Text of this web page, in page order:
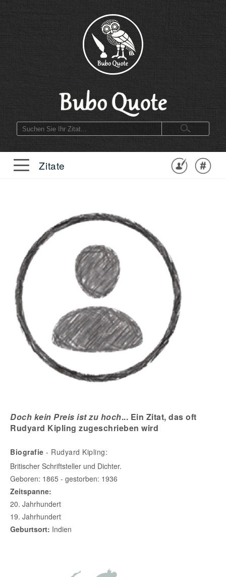
Zitate
Doch kein Preis ist zu hoch... Ein Zitat, das oft
Rudyard Kipling zugeschrieben wird
Biografie - Rudyard Kipling:
Britischer Schriftsteller und Dichter.
Geboren: 1865 - gestorben: 1936
Zeitspanne:
20. Jahrhundert
19. Jahrhundert
Geburtsort: Indien